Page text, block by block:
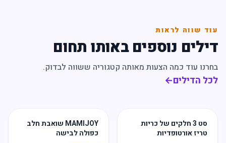
עוד שווה לראות
דילים נוספים באותו תחום
בחרנו עוד כמה הצעות מאותה קטגוריה ששווה לבדוק.
לכל הדילים←
סט 3 חלקים של כריות
טריז אורטופדיות
MAMIJOY שואבת חלב
כפולה לבישה